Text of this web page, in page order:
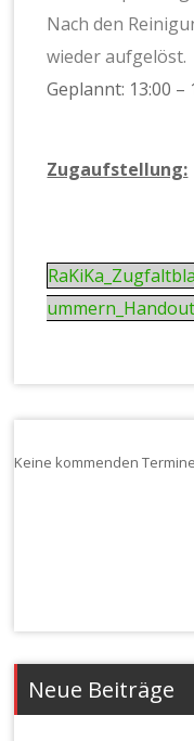
Nach den
wieder aufgelöst.
Geplannt: 13:00 –
Zugaufstellung:
ummern_Handout
Keine kommenden
Neue Beiträge